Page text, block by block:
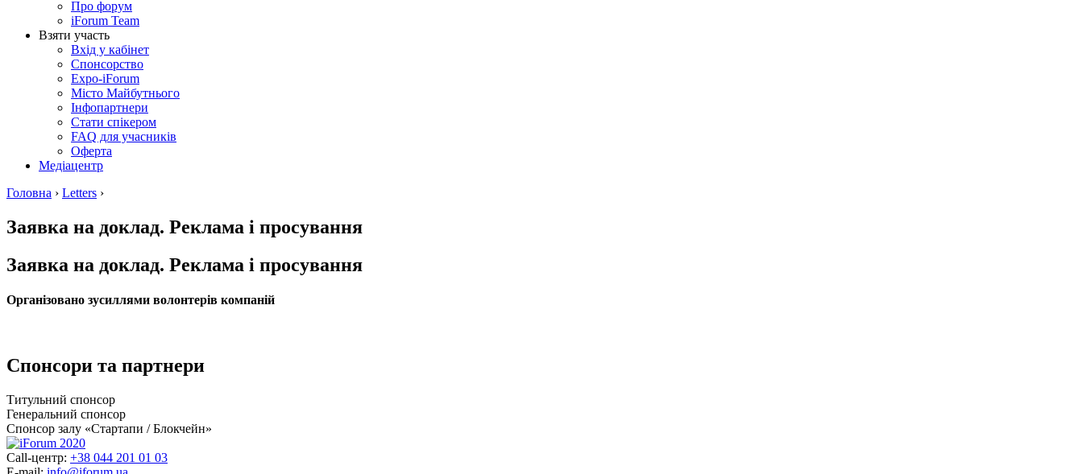
Про форум
iForum Team
Взяти участь
Вхід у кабінет
Спонсорство
Expo-iForum
Місто Майбутнього
Інфопартнери
Стати спікером
FAQ для учасників
Оферта
Медіацентр
Головна › Letters ›
Заявка на доклад. Реклама і просування
Заявка на доклад. Реклама і просування
Організовано зусиллями волонтерів компаній
Спонсори та партнери
Титульний спонсор
Генеральний спонсор
Спонсор залу «Стартапи / Блокчейн»
Call-центр: +38 044 201 01 03